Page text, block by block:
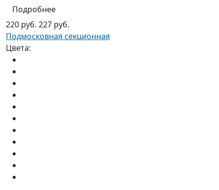
Подробнее
220 руб. 227 руб.
Подмосковная секционная
Цвета: